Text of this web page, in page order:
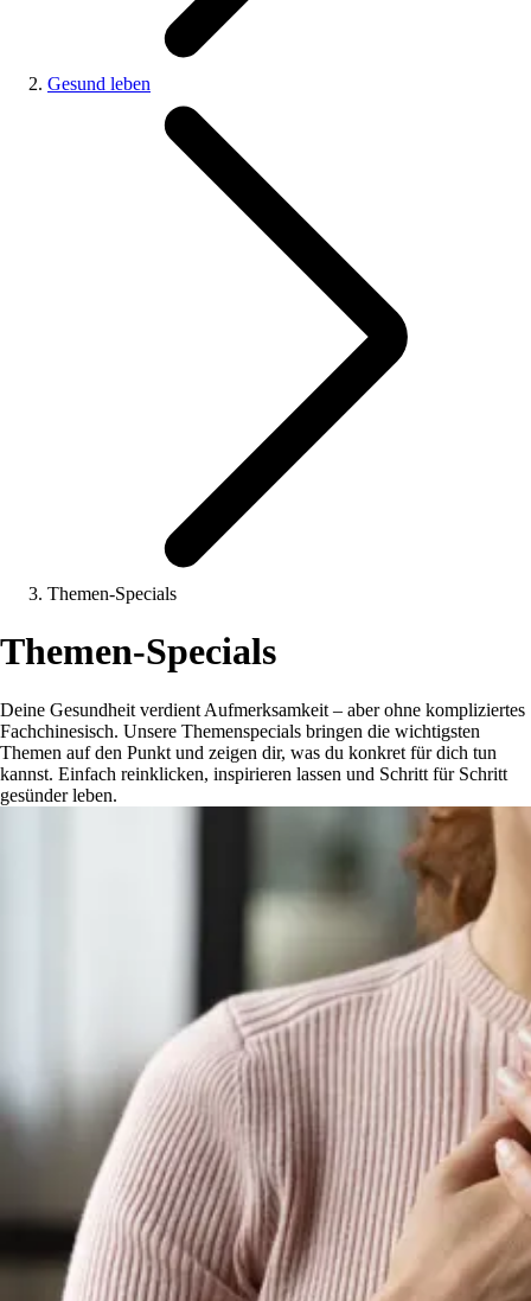
Gesund leben
Themen-Specials
Themen-Specials
Deine Gesundheit verdient Aufmerksamkeit – aber ohne kompliziertes
Fachchinesisch. Unsere Themenspecials bringen die wichtigsten
Themen auf den Punkt und zeigen dir, was du konkret für dich tun
kannst. Einfach reinklicken, inspirieren lassen und Schritt für Schritt
gesünder leben.